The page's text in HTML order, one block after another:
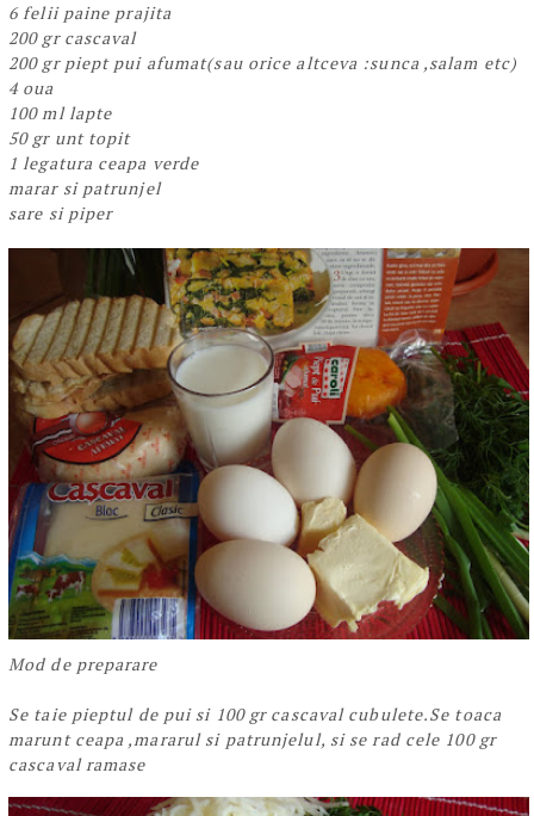
6 felii paine prajita
200 gr cascaval
200 gr piept pui afumat(sau orice altceva :sunca ,salam etc)
4 oua
100 ml lapte
50 gr unt topit
1 legatura ceapa verde
marar si patrunjel
sare si piper
Mod de preparare
Se taie pieptul de pui si 100 gr cascaval cubulete.Se toaca
marunt ceapa ,mararul si patrunjelul, si se rad cele 100 gr
cascaval ramase